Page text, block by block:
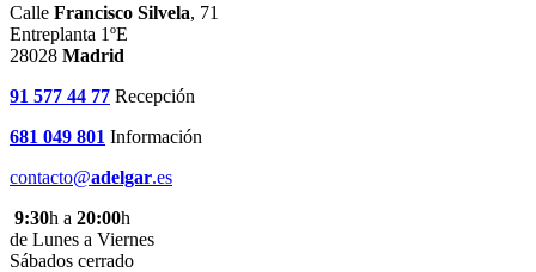
Calle Francisco Silvela, 71
Entreplanta 1ºE
28028 Madrid
91 577 44 77 Recepción
681 049 801 Información
contacto@adelgar.es
9:30h a 20:00h
de Lunes a Viernes
Sábados cerrado